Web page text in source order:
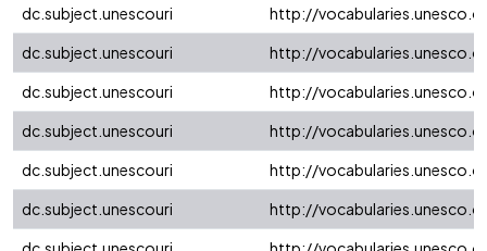
dc.subject.unescouri
http://
dc.subject.unescouri
http://
dc.subject.unescouri
http://
dc.subject.unescouri
http://
dc.subject.unescouri
http://
dc.subject.unescouri
http://